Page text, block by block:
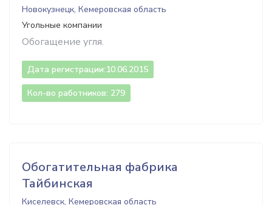
Новокузнецк, Кемеровская область
Угольные компании
Обогащение угля.
Дата регистрации:10.06.2015
Кол-во работников: 279
Обогатительная фабрика
Тайбинская
Киселевск, Кемеровская область